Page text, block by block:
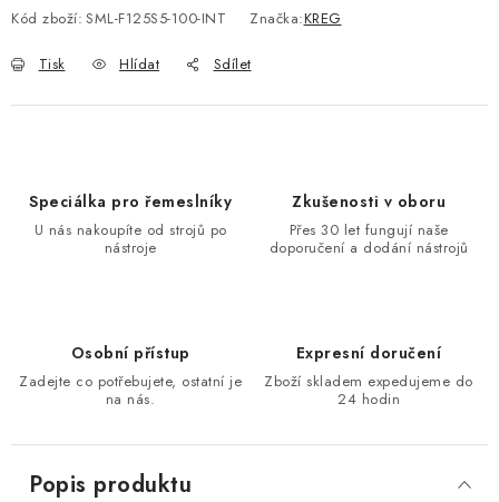
NÁSTROJE PRO ŘEZÁNÍ KOVU
KONTAKTY
Kód zboží: SML-F125S5-100-INT Značka:KREG
Tisk Hlídat Sdílet
Speciálka pro řemeslníky
U nás nakoupíte od strojů po
nástroje
Zkušenosti v oboru
Přes 30 let fungují naše
doporučení a dodání nástrojů
Osobní přístup
Zadejte co potřebujete, ostatní je
na nás.
Expresní doručení
Zboží skladem expedujeme do
24 hodin
Popis produktu